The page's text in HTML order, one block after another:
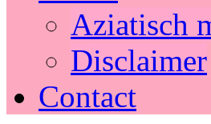
Aziatisch
Disclaimer
Contact